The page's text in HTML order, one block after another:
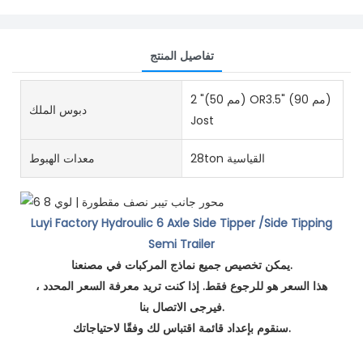
تفاصيل المنتج
دبوس الملك
2 "(50 مم) OR3.5" (90 مم)
Jost
معدات الهبوط 28ton القياسية
Luyi Factory Hydroulic 6 Axle Side Tipper /Side Tipping
Semi Trailer
يمكن تخصيص جميع نماذج المركبات في مصنعنا.
هذا السعر هو للرجوع فقط. إذا كنت تريد معرفة السعر المحدد ،
فيرجى الاتصال بنا.
سنقوم بإعداد قائمة اقتباس لك وفقًا لاحتياجاتك.